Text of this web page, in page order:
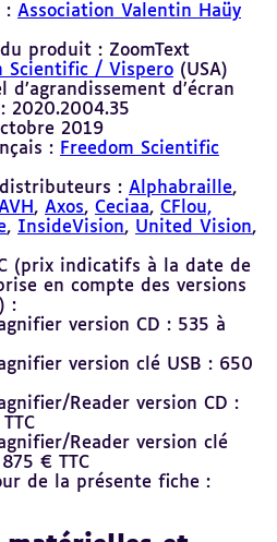
: Association Valentin Haüy
produit : ZoomText
Scientific / Vispero (USA)
d’agrandissement d’écran
2020.2004.35
2019
: Freedom Scientific
: Alphabraille,
, Axos, Ceciaa, CFlou,
, InsideVision, United Vision,
(prix indicatifs à la date de
en compte des versions
:
version CD : 535 à
version clé USB : 650
Reader version CD :
Reader version clé
€ TTC
de la présente fiche :